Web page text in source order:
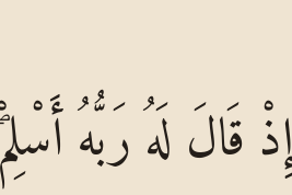
إِذْ قَالَ لَهُ رَبُّهُ